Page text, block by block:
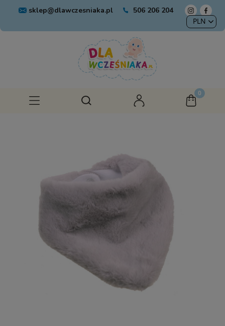
sklep@dlawczesniaka.pl 506 206 204